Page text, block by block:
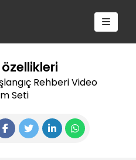
Rehberi Video
Seti